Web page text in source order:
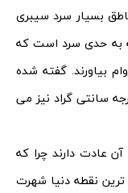
بسیار سرد سیبری
به حدی سرد است که
بیاورند. گفته شده
دمای هوا در سیبری به منفی 36 درجه سانتی گراد نیز می
عادت دارند چرا که
نقطه دنیا شهرت